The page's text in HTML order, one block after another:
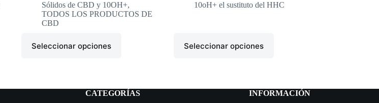
precios:
desde
€300.00
Sólidos de CBD y 10OH+,
TODOS LOS PRODUCTOS DE
CBD
Seleccionar opciones
producto
opciones
precios:
€60.00
10oH+ el sustituto del HHC
Seleccionar opciones
producto
opciones
CATEGORÍAS INFORMACIÓN